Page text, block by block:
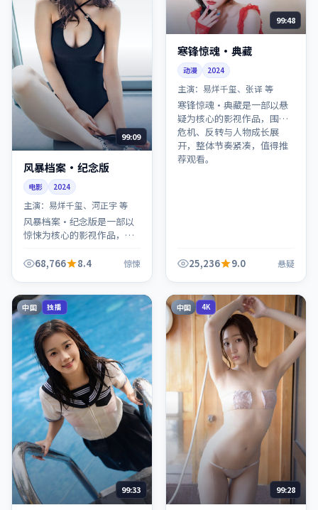
99:09
风暴档案·纪念版
电影 2024
主演： 易烊千玺、河正宇 等
风暴档案·纪念版是一部以
惊悚为核心的影视作品，围
开，整体节奏紧凑，值得推
68,766 8.4 惊悚
99:48
寒锋惊魂·典藏
动漫 2024
主演：易烊千玺、张译 等
寒锋惊魂·典藏是一部以悬
疑为核心的影视作品，围绕
危机、反转与人物成长展
开，整体节奏紧凑，值得推
荐观看。
25,236 9.0 悬疑
中国 独播
99:33
中国 4K
99:28